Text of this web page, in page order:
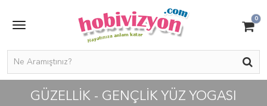
0
GÜZELLIK - GENÇLIK YÜZ YOGASI